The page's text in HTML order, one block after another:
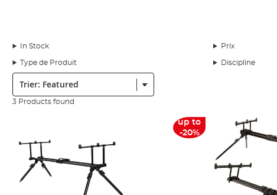
In Stock Prix
Type de Produit Discipline
Trier:
3 Products found
up to
-20%